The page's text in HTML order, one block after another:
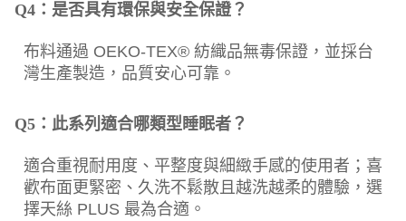
Q4：是否具有環保與安全保證？
布料通過 OEKO-TEX® 紡織品無毒保證，並採台
灣生產製造，品質安心可靠。
Q5：此系列適合哪類型睡眠者？
適合重視耐用度、平整度與細緻手感的使用者；喜
歡布面更緊密、久洗不鬆散且越洗越柔的體驗，選
擇天絲 PLUS 最為合適。